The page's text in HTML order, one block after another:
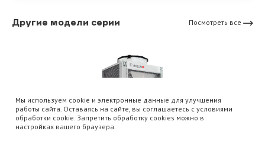
Другие модели серии Посмотреть все
Мы используем cookie и электронные данные для улучшения
работы сайта. Оставаясь на сайте, вы соглашаетесь с условиями
обработки cookie. Запретить обработку cookies можно в
настройках вашего браузера.